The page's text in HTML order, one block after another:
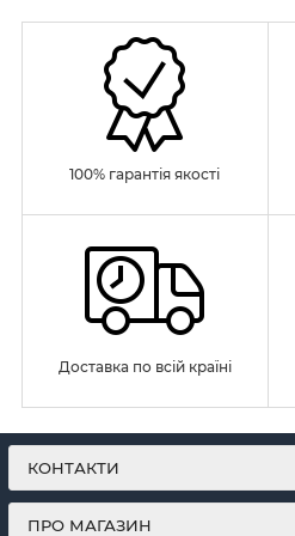
100% гарантія якості
Доставка по всій країні
КОНТАКТИ
ПРО МАГАЗИН